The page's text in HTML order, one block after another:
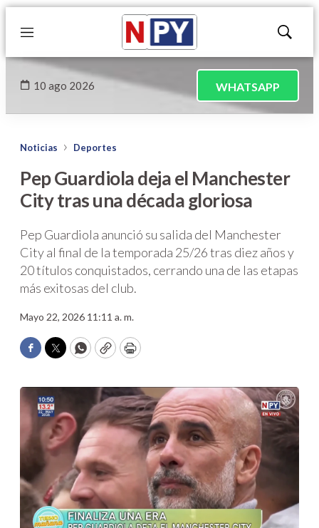
Menú
Mostrar
10 ago 2026 WHATSAPP
Noticias Deportes
Pep Guardiola deja el Manchester
City tras una década gloriosa
Pep Guardiola anunció su salida del Manchester
City al final de la temporada 25/26 tras diez años y
20 títulos conquistados, cerrando una de las etapas
más exitosas del club.
Mayo 22, 2026 11:11 a. m.
Facebook
TwitterWhatsApp
CopyPrint